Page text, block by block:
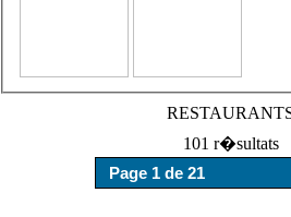
101 r�sultats